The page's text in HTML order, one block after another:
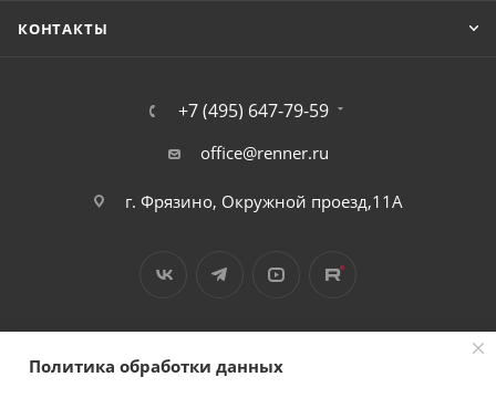
КОНТАКТЫ
+7 (495) 647-79-59
office@renner.ru
г. Фрязино, Окружной проезд,11А
Политика обработки данных